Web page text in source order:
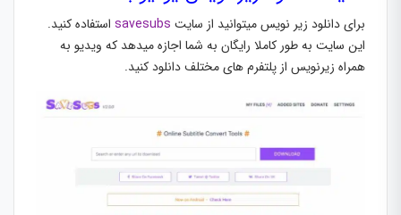
برای دانلود زیر نویس میتوانید از سایت savesubs استفاده کنید.
این سایت به طور کاملا رایگان به شما اجازه میدهد که ویدیو به
همراه زیرنویس از پلتفرم های مختلف دانلود کنید.